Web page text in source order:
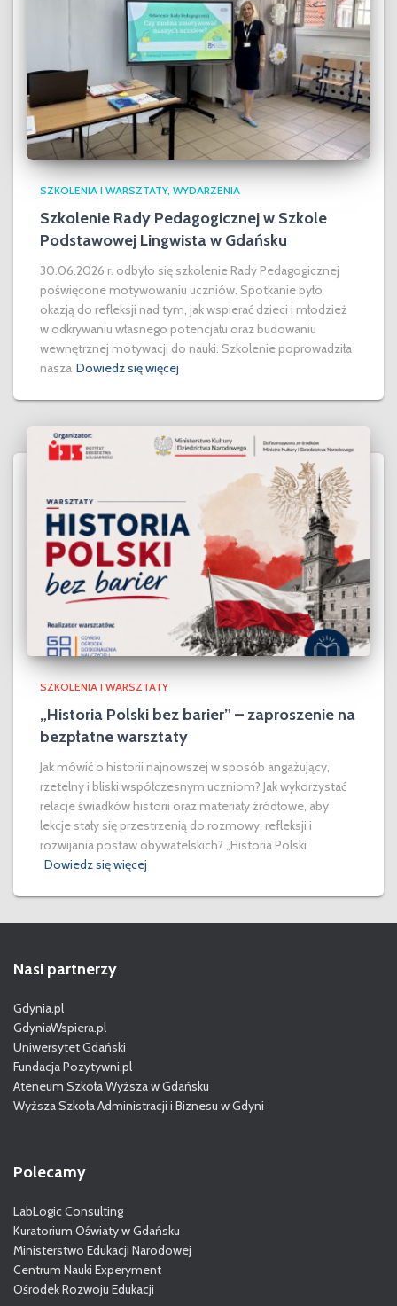
SZKOLENIA I WARSZTATY WYDARZENIA
Szkolenie Rady Pedagogicznej w Szkole
Podstawowej Lingwista w Gdańsku
30.06.2026 r. odbyło się szkolenie Rady Pedagogicznej
poświęcone motywowaniu uczniów. Spotkanie było
okazją do refleksji nad tym, jak wspierać dzieci i młodzież
w odkrywaniu własnego potencjału oraz budowaniu
wewnętrznej motywacji do nauki. Szkolenie poprowadziła
nasza Dowiedz się więcej
SZKOLENIA I WARSZTATY
„Historia Polski bez barier” – zaproszenie na
bezpłatne warsztaty
Jak mówić o historii najnowszej w sposób angażujący,
rzetelny i bliski współczesnym uczniom? Jak wykorzystać
relacje świadków historii oraz materiały źródłowe, aby
lekcje stały się przestrzenią do rozmowy, refleksji i
rozwijania postaw obywatelskich? „Historia Polski
Dowiedz się więcej
Nasi partnerzy
Gdynia.pl
GdyniaWspiera.pl
Uniwersytet Gdański
Fundacja Pozytywni.pl
Ateneum Szkoła Wyższa w Gdańsku
Wyższa Szkoła Administracji i Biznesu w Gdyni
Polecamy
LabLogic Consulting
Kuratorium Oświaty w Gdańsku
Ministerstwo Edukacji Narodowej
Centrum Nauki Experyment
Ośrodek Rozwoju Edukacji